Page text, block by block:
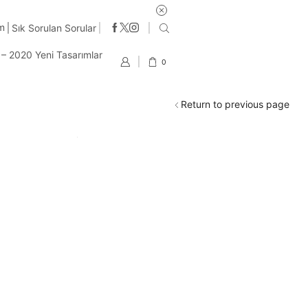
Sık Sorulan Sorular
2020 Yeni Tasarımlar
0
Return to previous page